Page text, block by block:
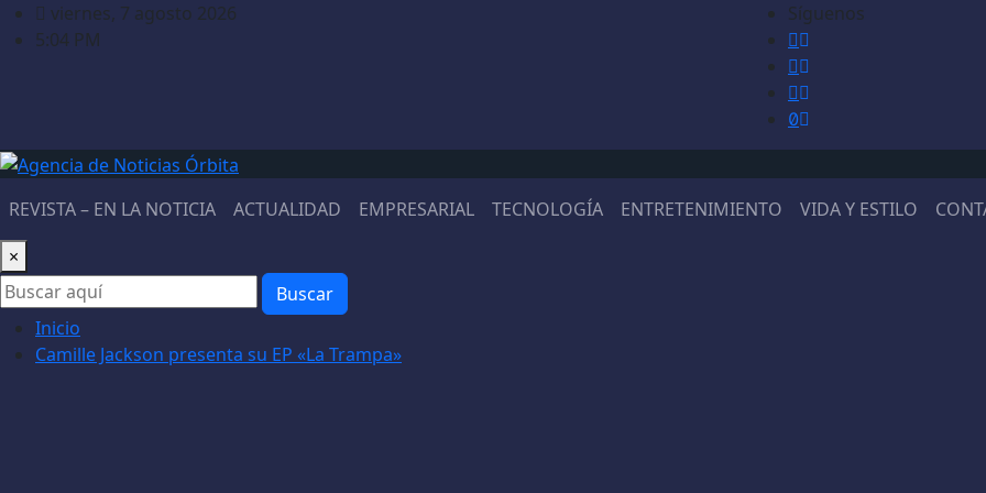
Saltar viernes, 7 agosto 2026
5:04 PM
Síguenos
REVISTA – EN LA NOTICIA ACTUALIDAD EMPRESARIAL TECNOLOGÍA ENTRETENIMIENTO VIDA Y ESTILO
×
Buscar
Inicio
Camille Jackson presenta su EP «La Trampa»